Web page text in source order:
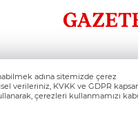
adına sitemizde çerez
verileriniz, KVKK ve GDPR
çerezleri kullanmamızı